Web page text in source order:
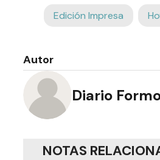
Edición Impresa
Autor
Diario
NOTAS